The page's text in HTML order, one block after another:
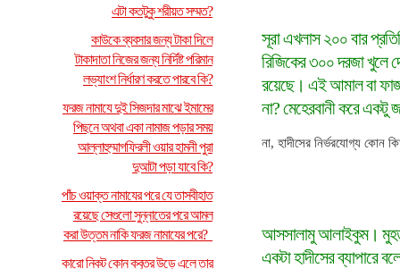
এটা কতটুকু শরীয়ত সম্মত?
কাউকে ব্যবসার জন্য টাকা দিলে
টাকাদাতা নিজের জন্য নির্দিষ্ট পরিমান
লভ্যাংশ নির্ধারণ করতে পারবে কি?
ফরজ নামাযে দুই সিজদার মাঝে ইমামের
পিছনে অথবা একা নামাজ পড়ার সময়
আল্লাহুম্মাগফিরলী ওয়ার হামনী পুরা
দুআটা পড়া যাবে কি?
পাঁচ ওয়াক্ত নামাযের পরে যে তাসবীহাত
রয়েছে সেগুলো সুন্নাতের পরে আমল
করা উত্তম নাকি ফরজ নামাযের পরে?
কারো নিকট কোন কবুতর উড়ে এলে তার
সূরা এখলাস ২০০ বার
রিজিকের ৩০০ দরজা
রয়েছে। এই আমাল বা
না? মেহেরবানী করে একটু
না, হাদীসের নির্ভরযোগ্য কোন
আসসালামু আলাইকুম।
একটা হাদীসের ব্যাপারে